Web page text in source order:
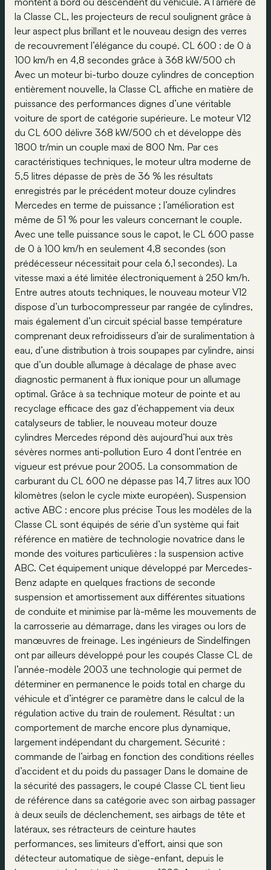
la Classe CL, les projecteurs de recul soulignent grâce à
leur aspect plus brillant et le nouveau design des verres
de recouvrement l’élégance du coupé. CL 600 : de 0 à
100 km/h en 4,8 secondes grâce à 368 kW/500 ch
Avec un moteur bi-turbo douze cylindres de conception
entièrement nouvelle, la Classe CL affiche en matière de
puissance des performances dignes d’une véritable
voiture de sport de catégorie supérieure. Le moteur V12
du CL 600 délivre 368 kW/500 ch et développe dès
1800 tr/min un couple maxi de 800 Nm. Par ces
caractéristiques techniques, le moteur ultra moderne de
5,5 litres dépasse de près de 36 % les résultats
enregistrés par le précédent moteur douze cylindres
Mercedes en terme de puissance ; l’amélioration est
même de 51 % pour les valeurs concernant le couple.
Avec une telle puissance sous le capot, le CL 600 passe
de 0 à 100 km/h en seulement 4,8 secondes (son
prédécesseur nécessitait pour cela 6,1 secondes). La
vitesse maxi a été limitée électroniquement à 250 km/h.
Entre autres atouts techniques, le nouveau moteur V12
dispose d’un turbocompresseur par rangée de cylindres,
mais également d’un circuit spécial basse température
comprenant deux refroidisseurs d’air de suralimentation à
eau, d’une distribution à trois soupapes par cylindre, ainsi
que d’un double allumage à décalage de phase avec
diagnostic permanent à flux ionique pour un allumage
optimal. Grâce à sa technique moteur de pointe et au
recyclage efficace des gaz d’échappement via deux
catalyseurs de tablier, le nouveau moteur douze
cylindres Mercedes répond dès aujourd’hui aux très
sévères normes anti-pollution Euro 4 dont l’entrée en
vigueur est prévue pour 2005. La consommation de
carburant du CL 600 ne dépasse pas 14,7 litres aux 100
kilomètres (selon le cycle mixte européen). Suspension
active ABC : encore plus précise Tous les modèles de la
Classe CL sont équipés de série d’un système qui fait
référence en matière de technologie novatrice dans le
monde des voitures particulières : la suspension active
ABC. Cet équipement unique développé par Mercedes-
Benz adapte en quelques fractions de seconde
suspension et amortissement aux différentes situations
de conduite et minimise par là-même les mouvements de
la carrosserie au démarrage, dans les virages ou lors de
manœuvres de freinage. Les ingénieurs de Sindelfingen
ont par ailleurs développé pour les coupés Classe CL de
l’année-modèle 2003 une technologie qui permet de
déterminer en permanence le poids total en charge du
véhicule et d’intégrer ce paramètre dans le calcul de la
régulation active du train de roulement. Résultat : un
comportement de marche encore plus dynamique,
largement indépendant du chargement. Sécurité :
commande de l’airbag en fonction des conditions réelles
d’accident et du poids du passager Dans le domaine de
la sécurité des passagers, le coupé Classe CL tient lieu
de référence dans sa catégorie avec son airbag passager
à deux seuils de déclenchement, ses airbags de tête et
latéraux, ses rétracteurs de ceinture hautes
performances, ses limiteurs d’effort, ainsi que son
détecteur automatique de siège-enfant, depuis le